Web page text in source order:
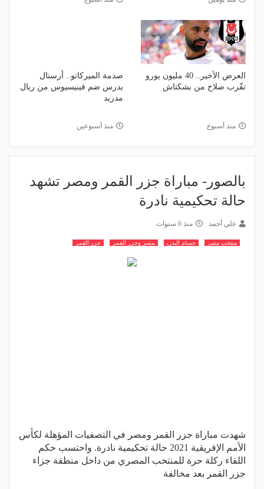
العرض الأخير.. 40 مليون يورو
تقّرب صلاح من بشكتاش
منذ أسبوع
صدمة الميركاتو.. أرسنال
يدرس ضم فينيسيوس من ريال
مدريد
منذ أسبوعين
بالصور- مباراة جزر القمر ومصر تشهد
حالة تحكيمية نادرة
علي أحمد منذ 6 سنوات
منتخب مصر حسام البدري مصر وجزر القمر جزر القمر
شهدت مباراة جزر القمر ومصر في التصفيات المؤهلة لكأس
الأمم الإفريقية 2021 حالة تحكيمية نادرة. واحتسب حكم
اللقاء ركلة حرة للمنتخب المصري من داخل منطقة جزاء
جزر القمر بعد مخالفة